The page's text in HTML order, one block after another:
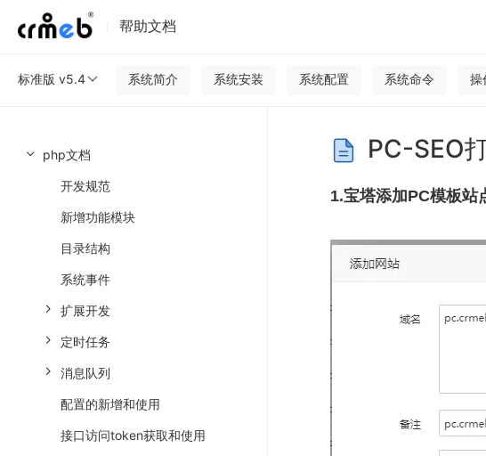
帮助文档
标准版 v5.4 系统简介 系统安装 系统配置 系统命令 操
php文档
开发规范
新增功能模块
目录结构
系统事件
扩展开发
定时任务
消息队列
配置的新增和使用
接口访问token获取和使用
PC-SEO
1.宝塔添加PC模板站